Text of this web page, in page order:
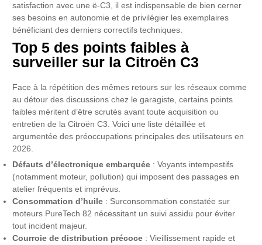
satisfaction avec une ë-C3, il est indispensable de bien cerner
ses besoins en autonomie et de privilégier les exemplaires
bénéficiant des derniers correctifs techniques.
Top 5 des points faibles à
surveiller sur la Citroën C3
Face à la répétition des mêmes retours sur les réseaux comme
au détour des discussions chez le garagiste, certains points
faibles méritent d’être scrutés avant toute acquisition ou
entretien de la Citroën C3. Voici une liste détaillée et
argumentée des préoccupations principales des utilisateurs en
2026.
Défauts d’électronique embarquée : Voyants intempestifs
(notamment moteur, pollution) qui imposent des passages en
atelier fréquents et imprévus.
Consommation d’huile : Surconsommation constatée sur
moteurs PureTech 82 nécessitant un suivi assidu pour éviter
tout incident majeur.
Courroie de distribution précoce : Vieillissement rapide et